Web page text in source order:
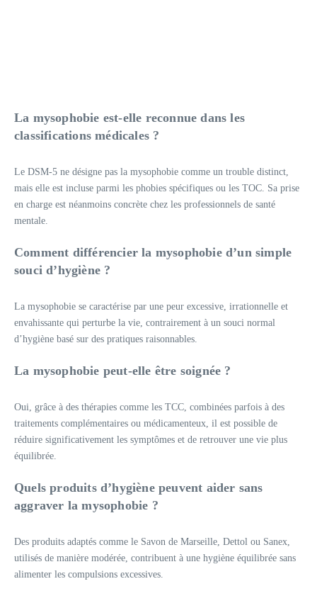
La mysophobie est-elle reconnue dans les
classifications médicales ?
Le DSM-5 ne désigne pas la mysophobie comme un trouble distinct,
mais elle est incluse parmi les phobies spécifiques ou les TOC. Sa prise
en charge est néanmoins concrète chez les professionnels de santé
mentale.
Comment différencier la mysophobie d’un simple
souci d’hygiène ?
La mysophobie se caractérise par une peur excessive, irrationnelle et
envahissante qui perturbe la vie, contrairement à un souci normal
d’hygiène basé sur des pratiques raisonnables.
La mysophobie peut-elle être soignée ?
Oui, grâce à des thérapies comme les TCC, combinées parfois à des
traitements complémentaires ou médicamenteux, il est possible de
réduire significativement les symptômes et de retrouver une vie plus
équilibrée.
Quels produits d’hygiène peuvent aider sans
aggraver la mysophobie ?
Des produits adaptés comme le Savon de Marseille, Dettol ou Sanex,
utilisés de manière modérée, contribuent à une hygiène équilibrée sans
alimenter les compulsions excessives.